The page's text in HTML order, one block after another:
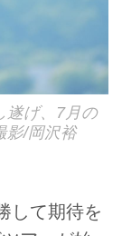
遂げ、7月の
影/岡沢裕
して期待を